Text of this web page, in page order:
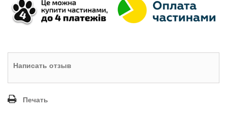
Написать отзыв
Печать